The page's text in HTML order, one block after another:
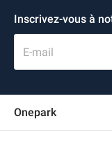
Inscrivez-vous à
E-mail
Onepark